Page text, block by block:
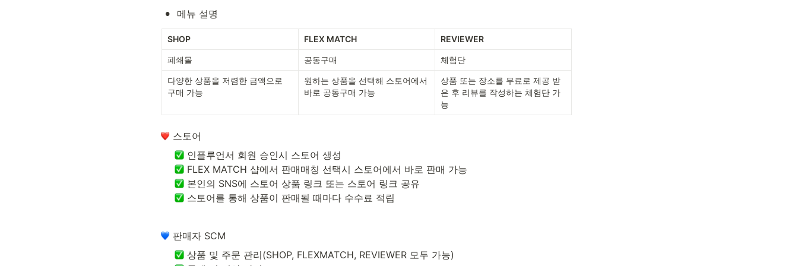
• 메뉴 설명
SHOP FLEX MATCH REVIEWER
폐쇄몰 공동구매 체험단
다양한 상품을 저렴한 금액으로
구매 가능
원하는 상품을 선택해 스토어에서
바로 공동구매 가능
상품 또는 장소를 무료로 제공 받
은 후 리뷰를 작성하는 체험단 가
능
스토어
스토어를 통해 상품이 판매될 때마다 수수료 적립
판매자 SCM